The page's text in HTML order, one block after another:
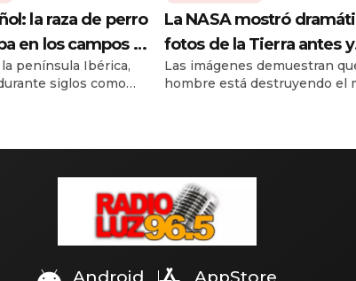
la raza de perro
en los campos y
proceso de
península Ibérica,
siglos como
la extinción.
La NASA mostró
fotos de la Tierra antes y
después del cambio
Las imágenes demuestran
hombre está destruyendo el
el resto.